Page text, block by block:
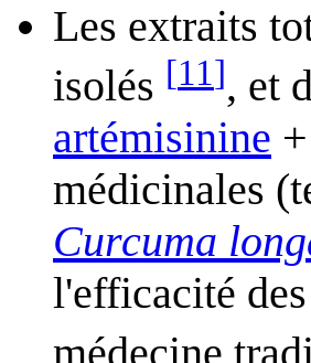
Les extraits
isolés [11], et
artémisinine +
médicinales
Curcuma
l'efficacité des